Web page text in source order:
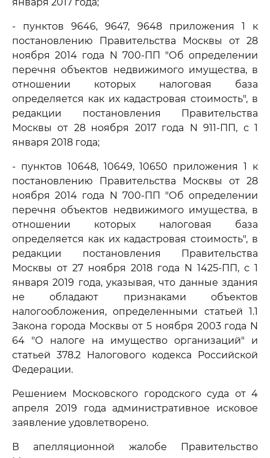
- пунктов 9646, 9647, 9648 приложения 1 к
постановлению Правительства Москвы от 28
ноября 2014 года N 700-ПП "Об определении
перечня объектов недвижимого имущества, в
отношении которых налоговая база
определяется как их кадастровая стоимость", в
редакции постановления Правительства
Москвы от 28 ноября 2017 года N 911-ПП, с 1
января 2018 года;
- пунктов 10648, 10649, 10650 приложения 1 к
постановлению Правительства Москвы от 28
ноября 2014 года N 700-ПП "Об определении
перечня объектов недвижимого имущества, в
отношении которых налоговая база
определяется как их кадастровая стоимость", в
редакции постановления Правительства
Москвы от 27 ноября 2018 года N 1425-ПП, с 1
января 2019 года, указывая, что данные здания
не обладают признаками объектов
налогообложения, определенными статьей 1.1
Закона города Москвы от 5 ноября 2003 года N
64 "О налоге на имущество организаций" и
статьей 378.2 Налогового кодекса Российской
Федерации.
Решением Московского городского суда от 4
апреля 2019 года административное исковое
заявление удовлетворено.
В апелляционной жалобе Правительство